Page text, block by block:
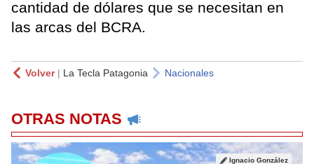
cantidad de dólares que se necesitan en
las arcas del BCRA.
Volver| La Tecla Patagonia Nacionales
OTRAS NOTAS
Ignacio González